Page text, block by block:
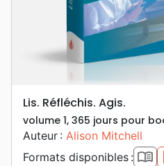
Lis. Réfléchis. Agis.
volume 1, 365 jours pour
Auteur : Alison Mitchell
Formats disponibles : book_open